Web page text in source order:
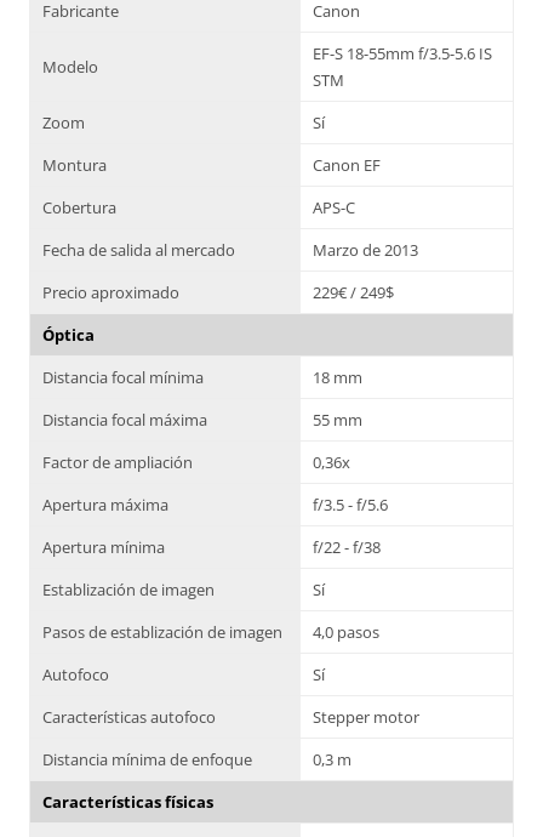
Fabricante Canon
Modelo
EF-S 18-55mm f/3.5-5.6 IS
STM
Zoom
Sí
Montura
Canon EF
Cobertura
APS-C
Fecha de salida al mercado
Marzo de 2013
Precio aproximado
229€ / 249$
Óptica
Distancia focal mínima
18 mm
Distancia focal máxima
55 mm
Factor de ampliación
0,36x
Apertura máxima
f/3.5 - f/5.6
Apertura mínima
f/22 - f/38
Establización de imagen
Sí
Pasos de establización de imagen
4,0 pasos
Autofoco
Sí
Características autofoco
Stepper motor
Distancia mínima de enfoque
0,3 m
Características físicas